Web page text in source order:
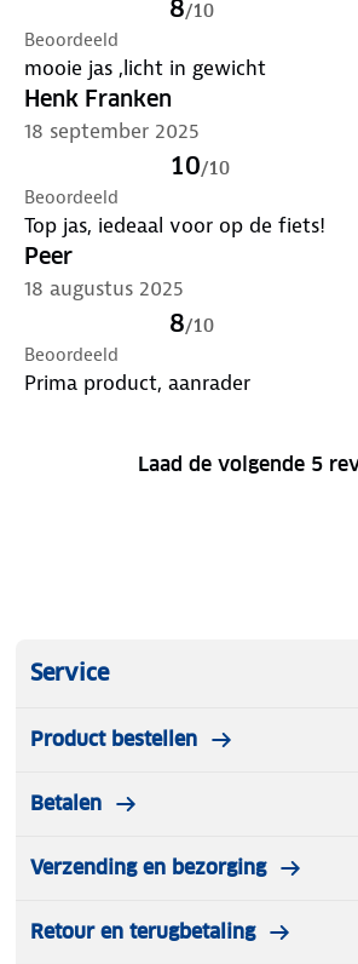
8/10
Beoordeeld
mooie jas ,licht in gewicht
Henk Franken
18 september 2025
10/10
Beoordeeld
Top jas, iedeaal voor op de fiets!
Peer
18 augustus 2025
8/10
Beoordeeld
Prima product, aanrader
Laad de volgende 5
Service
Product bestellen
Betalen
Verzending en bezorging
Retour en terugbetaling